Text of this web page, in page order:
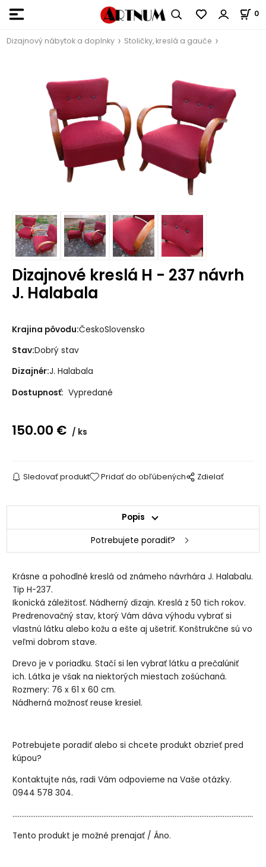
0
Dizajnový nábytok a doplnky Stoličky, kreslá a gauče
Dizajnové kreslá H - 237 návrh
J. Halabala
Krajina pôvodu:ČeskoSlovensko
Stav:Dobrý stav
Dizajnér:J. Halabala
Dostupnosť: Vypredané
150.00 € ks
Sledovať produkt Pridať do obľúbených Zdielať
Popis
Potrebujete poradiť?
Krásne a pohodlné kreslá od známeho návrhára J. Halabalu.
Tip H-237.
Ikonická záležitosť. Nádherný dizajn. Kreslá z 50 tich rokov.
Predrenovačný stav, ktorý Vám dáva výhodu vybrať si
vlastnú látku alebo kožu a ešte aj ušetriť. Konštrukčne sú vo
veľmi dobrom stave.
Drevo je v poriadku. Stačí si len vybrať látku a prečalúniť
ich. Látka je však na niektorých miestach zošúchaná.
Rozmery: 76 x 61 x 60 cm.
Nádherná možnosť reuse kresiel.
Potrebujete poradiť alebo si chcete produkt obzrieť pred
kúpou?
Kontaktujte nás, radi Vám odpovieme na Vaše otázky.
0944 578 304.
Tento produkt je možné prenajať / Áno.